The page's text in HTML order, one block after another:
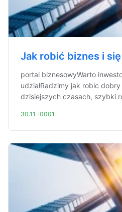
Jak robić biznes i
portal biznesowyWarto
udziałRadzimy jak robic
dzisiejszych czasach, szybki
30.11.-0001